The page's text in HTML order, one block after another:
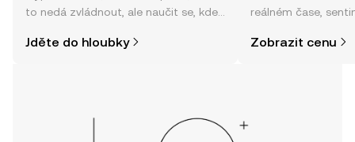
to nedá zvládnout, ale naučit se, kde
jednodušší, než si myslíte. Odstartujte
Jděte do hloubky
reálném čase,
Zobrazit cenu